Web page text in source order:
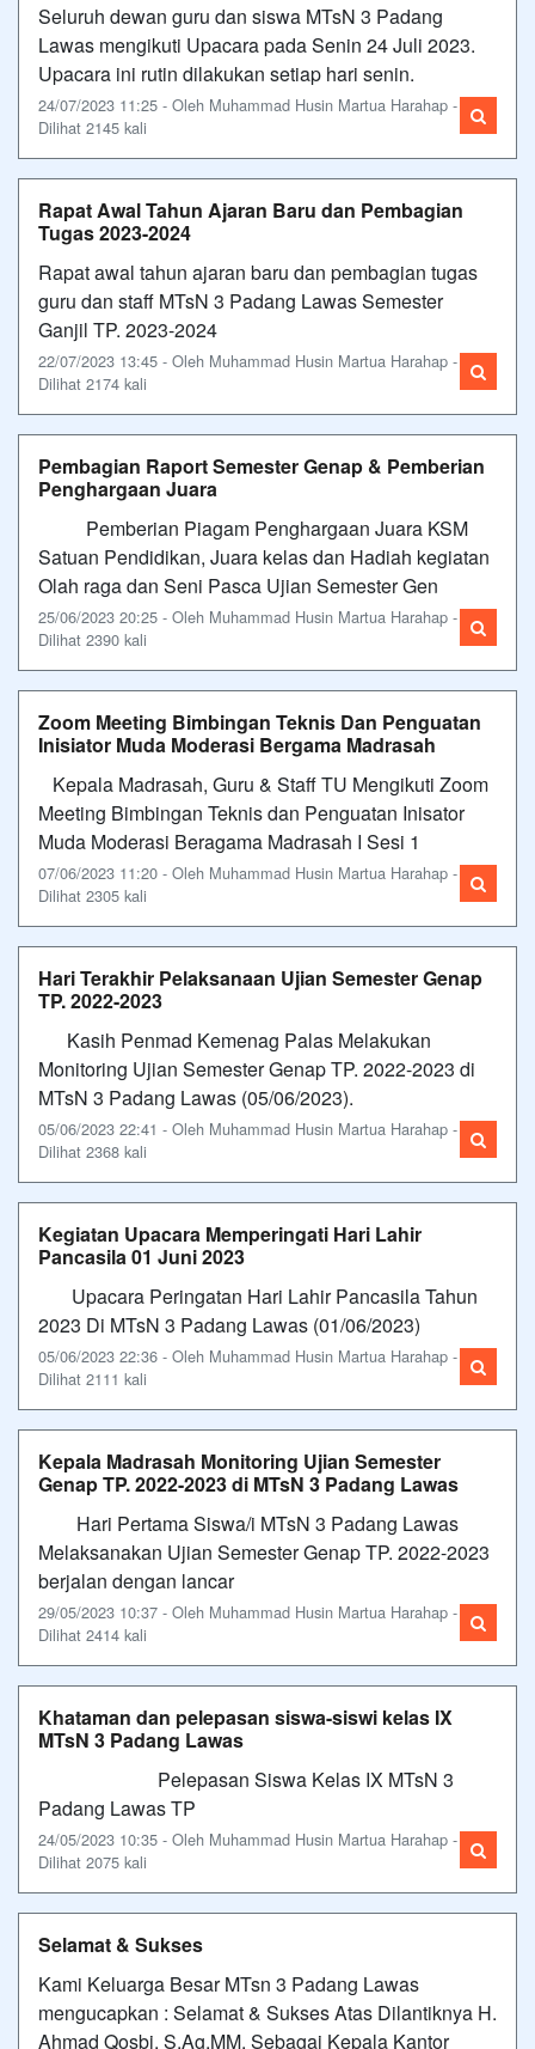
Seluruh dewan guru dan siswa MTsN 3 Padang
Lawas mengikuti Upacara pada Senin 24 Juli 2023.
Upacara ini rutin dilakukan setiap hari senin.
24/07/2023 11:25 - Oleh Muhammad Husin Martua Harahap -
Dilihat 2145 kali
Rapat Awal Tahun Ajaran Baru dan Pembagian
Tugas 2023-2024
Rapat awal tahun ajaran baru dan pembagian tugas
guru dan staff MTsN 3 Padang Lawas Semester
Ganjil TP. 2023-2024
22/07/2023 13:45 - Oleh Muhammad Husin Martua Harahap -
Dilihat 2174 kali
Pembagian Raport Semester Genap & Pemberian
Penghargaan Juara
Pemberian Piagam Penghargaan Juara KSM
Satuan Pendidikan, Juara kelas dan Hadiah kegiatan
Olah raga dan Seni Pasca Ujian Semester Gen
25/06/2023 20:25 - Oleh Muhammad Husin Martua Harahap -
Dilihat 2390 kali
Zoom Meeting Bimbingan Teknis Dan Penguatan
Inisiator Muda Moderasi Bergama Madrasah
Kepala Madrasah, Guru & Staff TU Mengikuti Zoom
Meeting Bimbingan Teknis dan Penguatan Inisator
Muda Moderasi Beragama Madrasah I Sesi 1
07/06/2023 11:20 - Oleh Muhammad Husin Martua Harahap -
Dilihat 2305 kali
Hari Terakhir Pelaksanaan Ujian Semester Genap
TP. 2022-2023
Kasih Penmad Kemenag Palas Melakukan
Monitoring Ujian Semester Genap TP. 2022-2023 di
MTsN 3 Padang Lawas (05/06/2023).
05/06/2023 22:41 - Oleh Muhammad Husin Martua Harahap -
Dilihat 2368 kali
Kegiatan Upacara Memperingati Hari Lahir
Pancasila 01 Juni 2023
Upacara Peringatan Hari Lahir Pancasila Tahun
2023 Di MTsN 3 Padang Lawas (01/06/2023)
05/06/2023 22:36 - Oleh Muhammad Husin Martua Harahap -
Dilihat 2111 kali
Kepala Madrasah Monitoring Ujian Semester
Genap TP. 2022-2023 di MTsN 3 Padang Lawas
Hari Pertama Siswa/i MTsN 3 Padang Lawas
Melaksanakan Ujian Semester Genap TP. 2022-2023
berjalan dengan lancar
29/05/2023 10:37 - Oleh Muhammad Husin Martua Harahap -
Dilihat 2414 kali
Khataman dan pelepasan siswa-siswi kelas IX
MTsN 3 Padang Lawas
Pelepasan Siswa Kelas IX MTsN 3
Padang Lawas TP
24/05/2023 10:35 - Oleh Muhammad Husin Martua Harahap -
Dilihat 2075 kali
Selamat & Sukses
Kami Keluarga Besar MTsn 3 Padang Lawas
mengucapkan : Selamat & Sukses Atas Dilantiknya H.
Ahmad Qosbi, S.Ag,MM. Sebagai Kepala Kantor